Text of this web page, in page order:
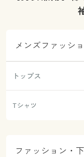
メンズファッシ
トップス
Tシャツ
ファッション・